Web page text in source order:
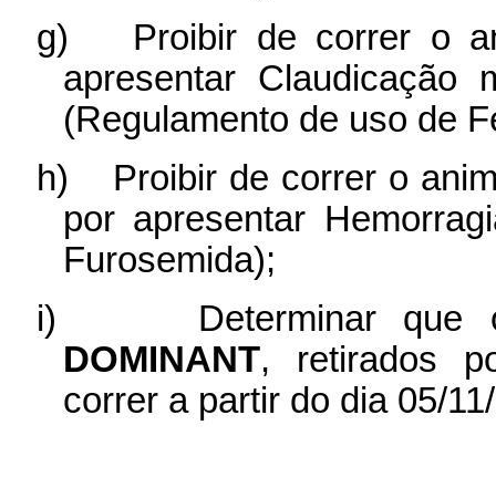
g)
Proibir de correr o
apresentar Claudicação
(Regulamento de uso de
h)
Proibir de correr o
por apresentar
Furosemida);
i)
Determinar
DOMINANT, retirados
correr a partir do dia 05/